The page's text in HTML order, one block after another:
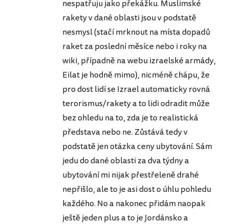
nespatřuju jako překážku. Muslimské
rakety v dané oblasti jsou v podstatě
nesmysl (stačí mrknout na místa dopadů
raket za poslední měsíce nebo i roky na
wiki, případně na webu izraelské armády,
Eilat je hodně mimo), nicméně chápu, že
pro dost lidí se Izrael automaticky rovná
terorismus/rakety a to lidi odradit může
bez ohledu na to, zda je to realistická
představa nebo ne. Zůstává tedy v
podstatě jen otázka ceny ubytování. Sám
jedu do dané oblasti za dva týdny a
ubytování mi nijak přestřeleně drahé
nepřišlo, ale to je asi dost o úhlu pohledu
každého. No a nakonec přidám naopak
ještě jeden plus a to je Jordánsko a